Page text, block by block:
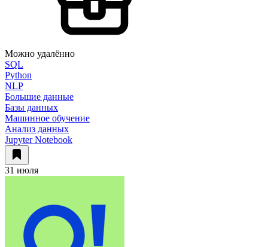
Можно удалённо
SQL
Python
NLP
Большие данные
Базы данных
Машинное обучение
Анализ данных
Jupyter Notebook
31 июля